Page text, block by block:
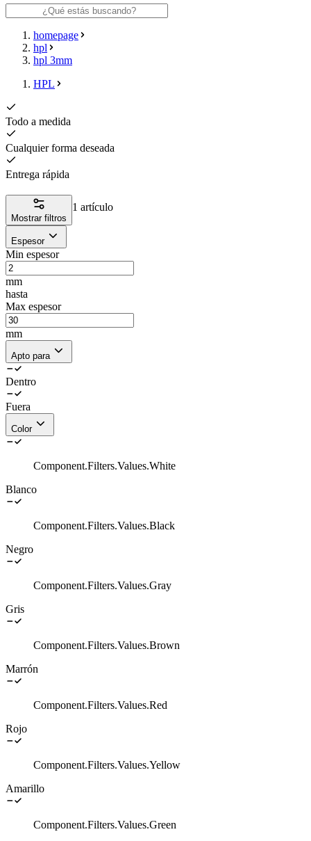
homepage
hpl
hpl 3mm
HPL
Todo a medida
Cualquier forma deseada
Entrega rápida
Mostrar filtros
1 artículo
Espesor
Min espesor
mm
hasta
Max espesor
mm
Apto para
Dentro
Fuera
Color
Component.Filters.Values.White
Blanco
Component.Filters.Values.Black
Negro
Component.Filters.Values.Gray
Gris
Component.Filters.Values.Brown
Marrón
Component.Filters.Values.Red
Rojo
Component.Filters.Values.Yellow
Amarillo
Component.Filters.Values.Green